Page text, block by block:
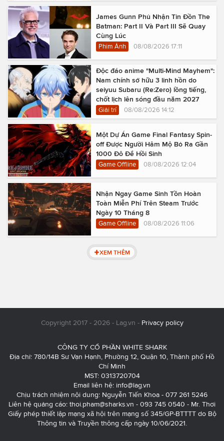
James Gunn Phủ Nhận Tin Đồn The
Batman: Part II Và Part III Sẽ Quay
Cùng Lúc
Phim Ảnh 08/08/2026 17:11
Độc đáo anime "Multi-Mind Mayhem":
Nam chính sở hữu 3 linh hồn do
seiyuu Subaru (Re:Zero) lồng tiếng,
chốt lịch lên sóng đầu năm 2027
Giải trí 08/08/2026 14:12
Một Dự Án Game Final Fantasy Spin-
off Được Người Hâm Mộ Bỏ Ra Gần
1000 Đô Để Hồi Sinh
Game Offline 08/08/2026 12:04
Nhận Ngay Game Sinh Tồn Hoàn
Toàn Miễn Phí Trên Steam Trước
Ngày 10 Tháng 8
Game Offline 08/08/2026 11:06
XEM THÊM
Copyright 2017 - 2026 - Lag.vn - Privacy policy
CÔNG TY CỔ PHẦN WHITE SHARK
Địa chỉ: 780/14B Sư Vạn Hạnh, Phường 12, Quận 10, Thành phố Hồ
Chí Minh
MST: 0313720704
Email liên hệ: info@lag.vn
Chịu trách nhiệm nội dung: Nguyễn Tiến Khoa - 077 261 5246
Liên hệ quảng cáo: thoi.pham@sharks.vn - 093 745 0540 - Mr. Thơi
Giấy phép thiết lập mạng xã hội trên mạng số 345/GP-BTTTT do Bộ
Thông tin và Truyền thông cấp ngày 10/06/2021.